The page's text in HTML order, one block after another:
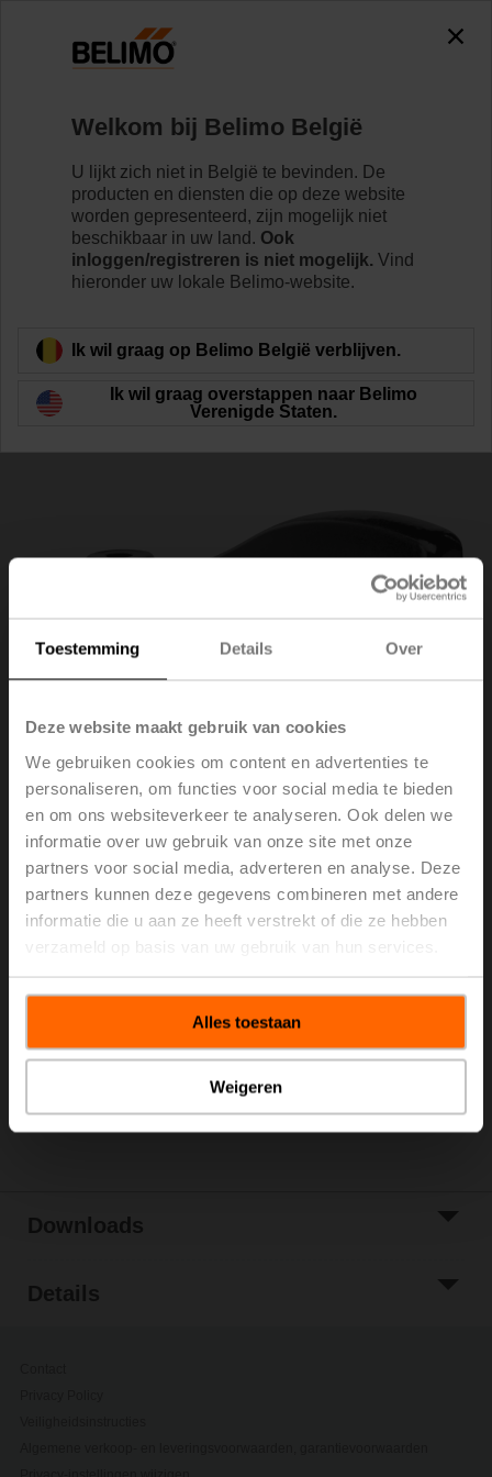
Toestemming Details Over
Deze website maakt gebruik van cookies
We gebruiken cookies om content en advertenties te
personaliseren, om functies voor social media te bieden
en om ons websiteverkeer te analyseren. Ook delen we
informatie over uw gebruik van onze site met onze
partners voor social media, adverteren en analyse. Deze
partners kunnen deze gegevens combineren met andere
informatie die u aan ze heeft verstrekt of die ze hebben
Alles toestaan
Weigeren
ZD6N-H150
Meer informatie
Terug naar product categorie
ZD6N-H150
Handsteel voor vlinderkleppen DN 125...150
Toevoegen aan
winkelwagen
Toevoegen aan
Delen
Downloads
Details
Welkom bij Belimo België
U lijkt zich niet in België te bevinden. De
producten en diensten die op deze website
worden gepresenteerd, zijn mogelijk niet
beschikbaar in uw land. Ook
inloggen/registreren is niet mogelijk. Vind
hieronder uw lokale Belimo-website.
Ik wil graag op Belimo België verblijven.
Ik wil graag overstappen naar Belimo
Verenigde Staten.